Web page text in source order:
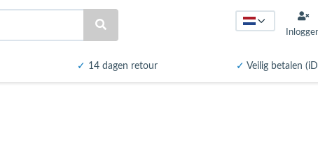
✓ 14 dagen retour ✓ Veilig betalen